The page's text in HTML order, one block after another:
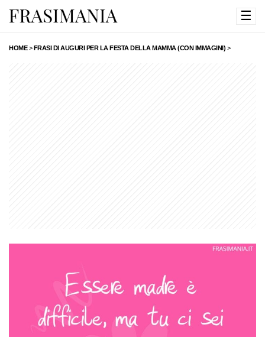
☰
HOME>FRASI DI AUGURI PER LA FESTA DELLA MAMMA (CON IMMAGINI) >